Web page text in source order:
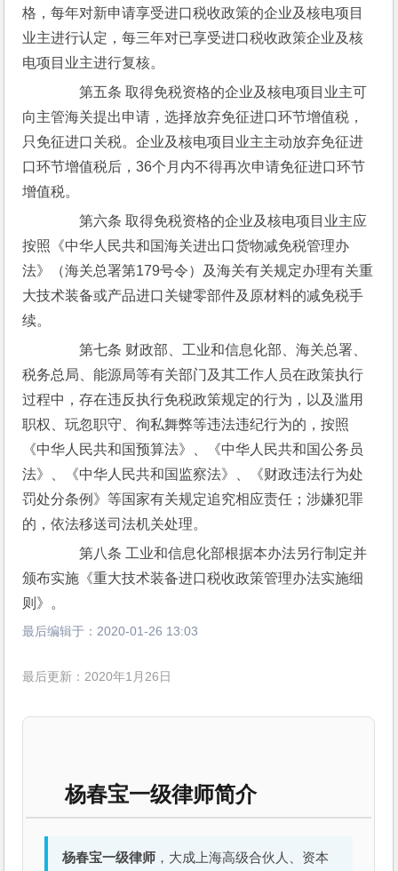
格，每年对新申请享受进口税收政策的企业及核电项目
业主进行认定，每三年对已享受进口税收政策企业及核
电项目业主进行复核。
第五条 取得免税资格的企业及核电项目业主可
向主管海关提出申请，选择放弃免征进口环节增值税，
只免征进口关税。企业及核电项目业主主动放弃免征进
口环节增值税后，36个月内不得再次申请免征进口环节
增值税。
第六条 取得免税资格的企业及核电项目业主应
按照《中华人民共和国海关进出口货物减免税管理办
法》（海关总署第179号令）及海关有关规定办理有关重
大技术装备或产品进口关键零部件及原材料的减免税手
续。
第七条 财政部、工业和信息化部、海关总署、
税务总局、能源局等有关部门及其工作人员在政策执行
过程中，存在违反执行免税政策规定的行为，以及滥用
职权、玩忽职守、徇私舞弊等违法违纪行为的，按照
《中华人民共和国预算法》、《中华人民共和国公务员
法》、《中华人民共和国监察法》、《财政违法行为处
罚处分条例》等国家有关规定追究相应责任；涉嫌犯罪
的，依法移送司法机关处理。
第八条 工业和信息化部根据本办法另行制定并
颁布实施《重大技术装备进口税收政策管理办法实施细
则》。
最后编辑于： 2020-01-26 13:03
最后更新：2020年1月26日
杨春宝一级律师简介
杨春宝一级律师 ，大成上海高级合伙人、资本